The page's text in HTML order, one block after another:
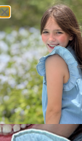
VESTIDO DE
REF25,00